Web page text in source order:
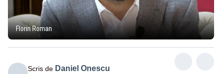
Florin Roman
Scris de Daniel Onescu